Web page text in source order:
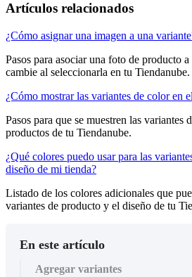
Artículos relacionados
¿Cómo asignar una imagen a una
Pasos para asociar una foto de producto
cambie al seleccionarla en tu Tiendanube.
¿Cómo mostrar las variantes de color en
Pasos para que se muestren las variantes
productos de tu Tiendanube.
¿Qué colores puedo usar para las
diseño de mi tienda?
Listado de los colores adicionales que
variantes de producto y el diseño de tu
En este artículo
Agregar variantes